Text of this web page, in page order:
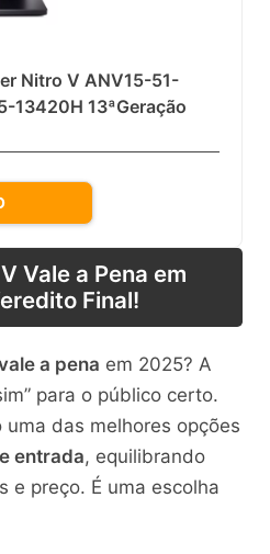
Nitro V ANV15-51-
13420H 13ªGeração
Vale a Pena em
Final!
a pena em 2025? A
para o público certo.
uma das melhores opções
entrada, equilibrando
e preço. É uma escolha